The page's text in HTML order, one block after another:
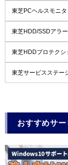
東芝PCヘルスモニタ
東芝HDD/SSDアラ
東芝HDDプロテクシ
東芝サービスステー
おすすめサ